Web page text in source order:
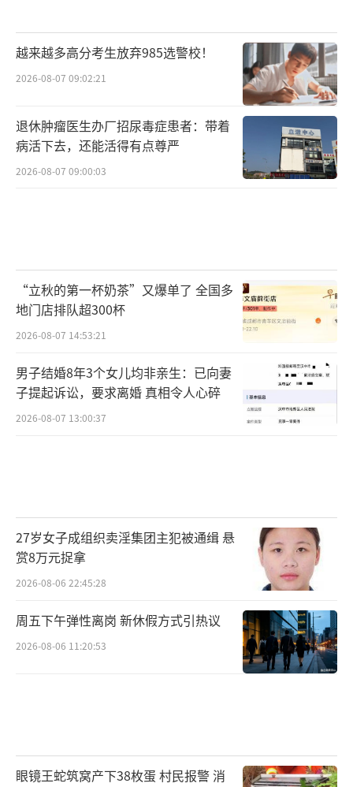
越来越多高分考生放弃985选警校！
2026-08-07 09:02:21
退休肿瘤医生办厂招尿毒症患者：带着
病活下去，还能活得有点尊严
2026-08-07 09:00:03
“立秋的第一杯奶茶”又爆单了 全国多
地门店排队超300杯
2026-08-07 14:53:21
男子结婚8年3个女儿均非亲生：已向妻
子提起诉讼，要求离婚 真相令人心碎
2026-08-07 13:00:37
27岁女子成组织卖淫集团主犯被通缉 悬
赏8万元捉拿
2026-08-06 22:45:28
周五下午弹性离岗 新休假方式引热议
2026-08-06 11:20:53
眼镜王蛇筑窝产下38枚蛋 村民报警 消